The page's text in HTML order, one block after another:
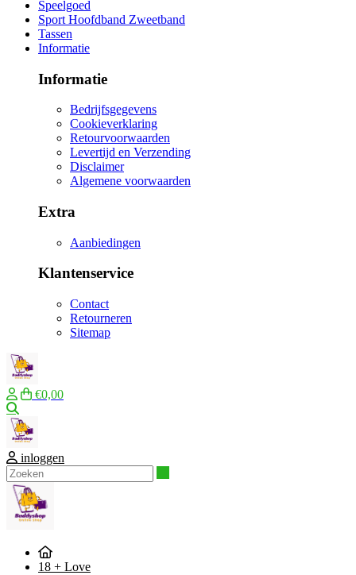
Speelgoed
Sport Hoofdband Zweetband
Tassen
Informatie
Informatie
Bedrijfsgegevens
Cookieverklaring
Retourvoorwaarden
Levertijd en Verzending
Disclaimer
Algemene voorwaarden
Extra
Aanbiedingen
Klantenservice
Contact
Retourneren
Sitemap
€0,00
inloggen
18 + Love